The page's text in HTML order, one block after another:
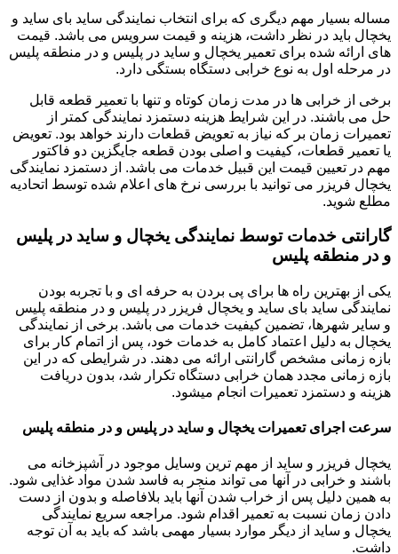
مساله بسیار مهم دیگری که برای انتخاب نمایندگی ساید بای ساید و
یخچال باید در نظر داشت، هزینه و قیمت سرویس می باشد. قیمت
های ارائه شده برای تعمیر یخچال و ساید در پلیس و در منطقه پلیس
در مرحله اول به نوع خرابی دستگاه بستگی دارد.
برخی از خرابی ها در مدت زمان کوتاه و تنها با تعمیر قطعه قابل
حل می باشند. در این شرایط هزینه دستمزد نمایندگی کمتر از
تعمیرات زمان بر که نیاز به تعویض قطعات دارند خواهد بود. تعویض
یا تعمیر قطعات، کیفیت و اصلی بودن قطعه جایگزین دو فاکتور
مهم در تعیین قیمت این قبیل خدمات می باشد. از دستمزد نمایندگی
یخچال فریزر می توانید با بررسی نرخ های اعلام شده توسط اتحادیه
مطلع شوید.
گارانتی خدمات توسط نمایندگی یخچال و ساید در پلیس
و در منطقه پلیس
یکی از بهترین راه ها برای پی بردن به حرفه ای و با تجربه بودن
نمایندگی ساید بای ساید و یخچال فریزر در پلیس و در منطقه پلیس
و سایر شهرها، تضمین کیفیت خدمات می باشد. برخی از نمایندگی
یخچال به دلیل اعتماد کامل به خدمات خود، پس از اتمام کار برای
بازه زمانی مشخص گارانتی ارائه می دهند. در شرایطی که در این
بازه زمانی مجدد همان خرابی دستگاه تکرار شد، بدون دریافت
هزینه و دستمزد تعمیرات انجام میشود.
سرعت اجرای تعمیرات یخچال و ساید در پلیس و در منطقه پلیس
یخچال فریزر و ساید از مهم ترین وسایل موجود در آشپزخانه می
باشند و خرابی در آنها می تواند منجر به فاسد شدن مواد غذایی شود.
به همین دلیل پس از خراب شدن آنها باید بلافاصله و بدون از دست
دادن زمان نسبت به تعمیر اقدام شود. مراجعه سریع نمایندگی
یخچال و ساید از دیگر موارد بسیار مهمی باشد که باید به آن توجه
داشت.